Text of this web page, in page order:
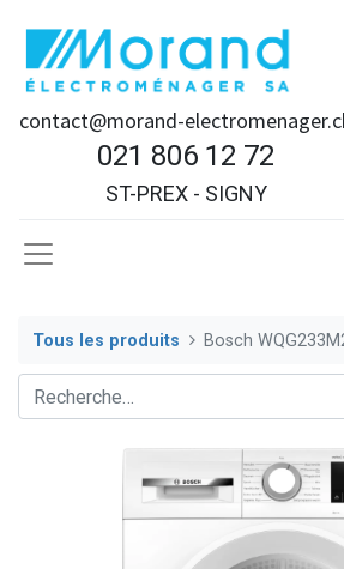
contact@morand-
021 806 12 72
ST-PREX - SIGNY
Tous les produits Bosch